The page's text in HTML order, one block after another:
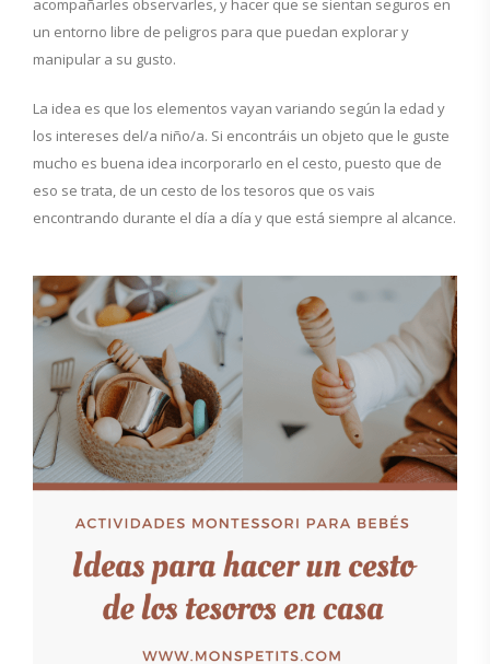
acompañarles observarles, y hacer que se sientan seguros en
un entorno libre de peligros para que puedan explorar y
manipular a su gusto.
La idea es que los elementos vayan variando según la edad y
los intereses del/a niño/a. Si encontráis un objeto que le guste
mucho es buena idea incorporarlo en el cesto, puesto que de
eso se trata, de un cesto de los tesoros que os vais
encontrando durante el día a día y que está siempre al alcance.